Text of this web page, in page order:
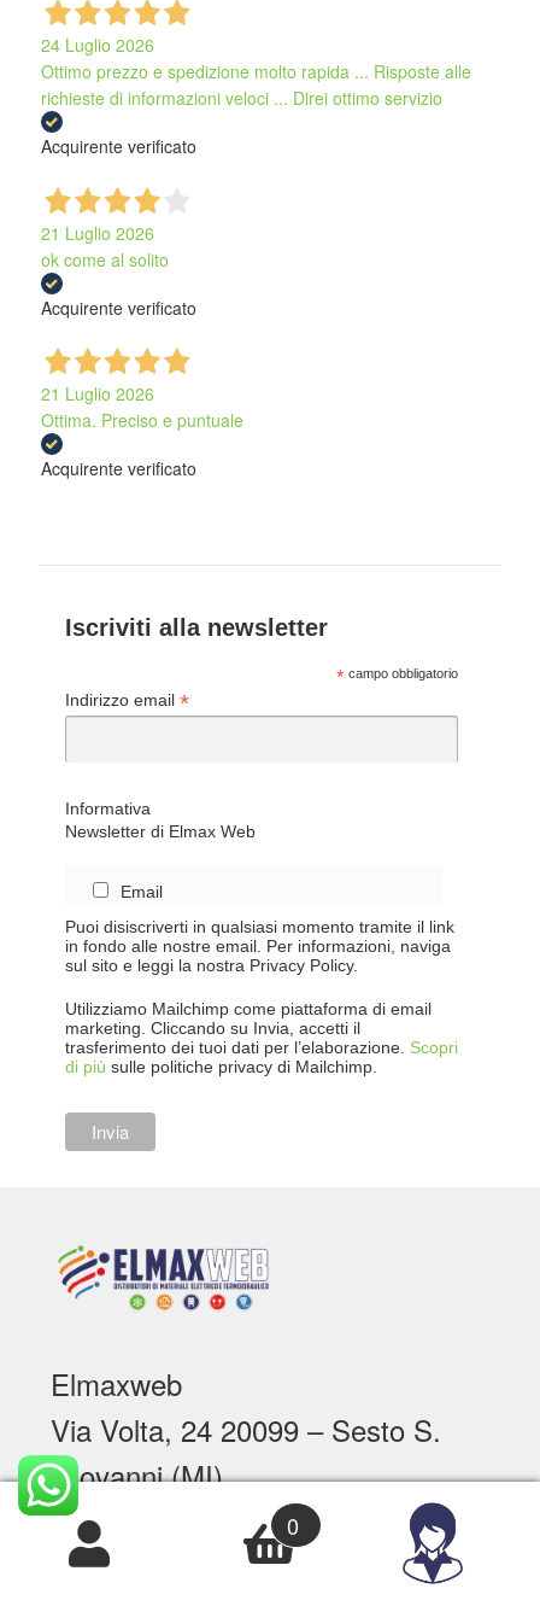
24 Luglio 2026
Ottimo prezzo e spedizione molto rapida ... Risposte alle
richieste di informazioni veloci ... Direi ottimo servizio
Acquirente verificato
21 Luglio 2026
ok come al solito
Acquirente verificato
21 Luglio 2026
Ottima. Preciso e puntuale
Acquirente verificato
Iscriviti alla newsletter
* campo obbligatorio
Indirizzo email *
Informativa
Newsletter di Elmax Web
Email
Puoi disiscriverti in qualsiasi momento tramite il link
in fondo alle nostre email. Per informazioni, naviga
sul sito e leggi la nostra Privacy Policy.
Utilizziamo Mailchimp come piattaforma di email
marketing. Cliccando su Invia, accetti il
trasferimento dei tuoi dati per l’elaborazione. Scopri
di più sulle politiche privacy di Mailchimp.
Elmaxweb
Via Volta, 24 20099 – Sesto S.
Giovanni (MI)
P.I. 09460790968
Numero REA MI - 2092764
0